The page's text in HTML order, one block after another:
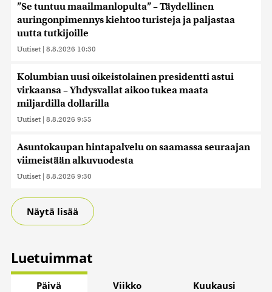
”Se tuntuu maailmanlopulta” – Täydellinen
auringonpimennys kiehtoo turisteja ja paljastaa
uutta tutkijoille
Uutiset | 8.8.2026 10:30
Kolumbian uusi oikeistolainen presidentti astui
virkaansa – Yhdysvallat aikoo tukea maata
miljardilla dollarilla
Uutiset | 8.8.2026 9:55
Asuntokaupan hintapalvelu on saamassa seuraajan
viimeistään alkuvuodesta
Uutiset | 8.8.2026 9:30
Näytä lisää
Luetuimmat
Päivä Viikko Kuukausi